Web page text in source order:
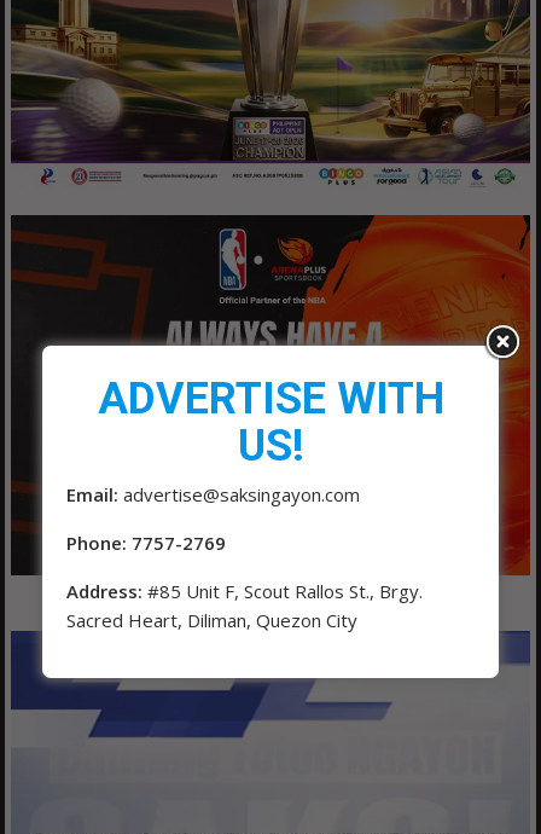
ADVERTISE WITH
US!
Email: advertise@saksingayon.com
Phone: 7757-2769
Address: #85 Unit F, Scout Rallos St., Brgy.
Sacred Heart, Diliman, Quezon City